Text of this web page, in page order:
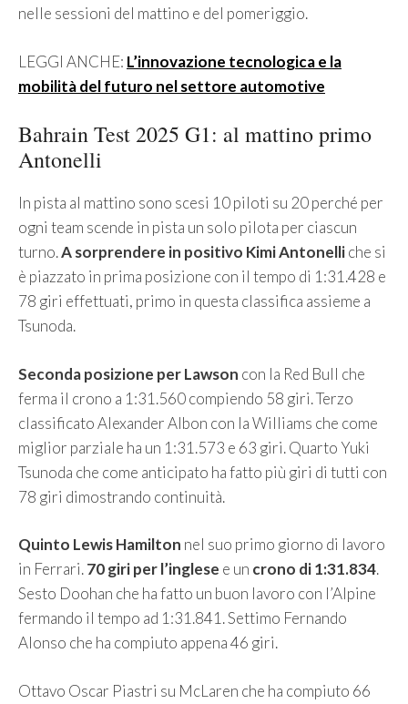
nelle sessioni del mattino e del pomeriggio.
LEGGI ANCHE: L’innovazione tecnologica e la
mobilità del futuro nel settore automotive
Bahrain Test 2025 G1: al mattino primo
Antonelli
In pista al mattino sono scesi 10 piloti su 20 perché per
ogni team scende in pista un solo pilota per ciascun
turno.A sorprendere in positivo Kimi Antonelliche si
è piazzato in prima posizione con il tempo di 1:31.428 e
78 giri effettuati, primo in questa classifica assieme a
Tsunoda.
Seconda posizione per Lawson con la Red Bull che
ferma il crono a 1:31.560 compiendo 58 giri. Terzo
classificato Alexander Albon con la Williams che come
miglior parziale ha un 1:31.573 e 63 giri. Quarto Yuki
Tsunoda che come anticipato ha fatto più giri di tutti con
78 giri dimostrando continuità.
Quinto Lewis Hamilton nel suo primo giorno di lavoro
in Ferrari.70 giri per l’inglese e un crono di 1:31.834.
Sesto Doohan che ha fatto un buon lavoro con l’Alpine
fermando il tempo ad 1:31.841. Settimo Fernando
Alonso che ha compiuto appena 46 giri.
Ottavo Oscar Piastri su McLaren che ha compiuto 66